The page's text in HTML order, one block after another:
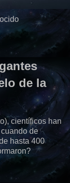
de la
científicos han
de
hasta 400